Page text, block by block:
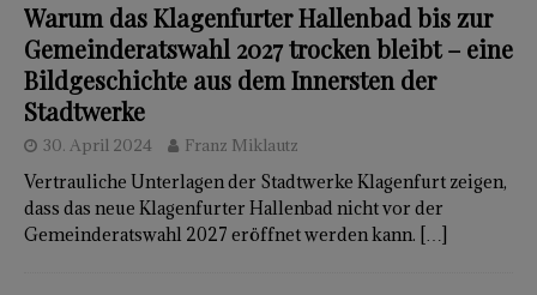
Warum das Klagenfurter Hallenbad bis zur
Gemeinderatswahl 2027 trocken bleibt – eine
Bildgeschichte aus dem Innersten der
Stadtwerke
30. April 2024 Franz Miklautz
Vertrauliche Unterlagen der Stadtwerke Klagenfurt zeigen,
dass das neue Klagenfurter Hallenbad nicht vor der
Gemeinderatswahl 2027 eröffnet werden kann. […]